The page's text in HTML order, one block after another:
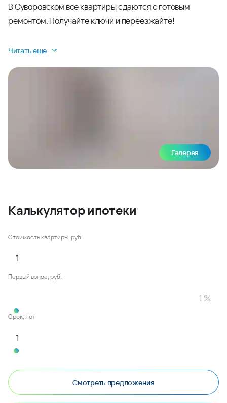
В Суворовском все квартиры сдаются с готовым
ремонтом. Получайте ключи и переезжайте!
Читать еще
Галерея
Калькулятор ипотеки
Стоимость квартиры, руб.
Первый взнос, руб.
Срок, лет
Смотреть предложения